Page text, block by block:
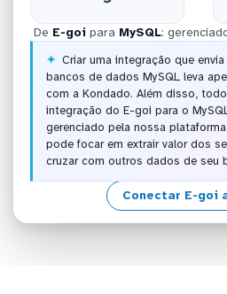
De E-goipara MySQL:
Criar uma integração que
bancos de dados MySQL leva
com a Kondado. Além disso,
integração do E-goi para o
gerenciado pela nossa
pode focar em extrair valor dos
cruzar com outros dados de seu
Conectar E-goi